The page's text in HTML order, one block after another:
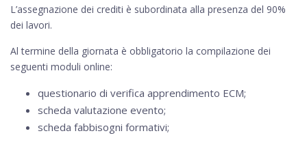
L’assegnazione dei crediti è subordinata alla presenza del 90%
dei lavori.
Al termine della giornata è obbligatorio la compilazione dei
seguenti moduli online:
questionario di verifica apprendimento ECM;
scheda valutazione evento;
scheda fabbisogni formativi;